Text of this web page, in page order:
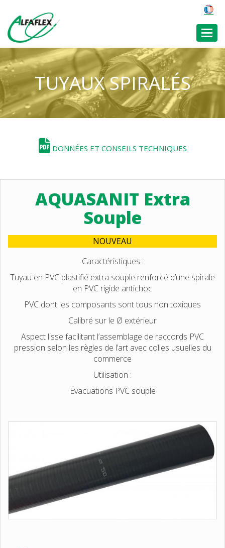
TUYAUX SPIRALÉS
DONNÉES ET CONSEILS TECHNIQUES
AQUASANIT Extra
Souple
NOUVEAU
Caractéristiques :
Tuyau en PVC plastifié extra souple renforcé d’une spirale
en PVC rigide antichoc
PVC dont les composants sont tous non toxiques
Calibré sur le Ø extérieur
Aspect lisse facilitant l’assemblage de raccords PVC
pression selon les règles de l’art avec colles usuelles du
commerce
Utilisation :
Évacuations PVC souple